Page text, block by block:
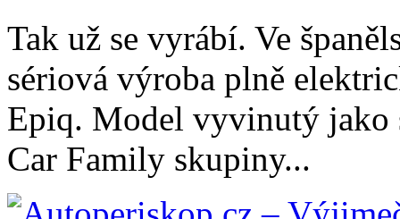
Tak už se vyrábí. Ve
sériová výroba plně
Epiq. Model vyvinutý jako
Car Family skupiny...